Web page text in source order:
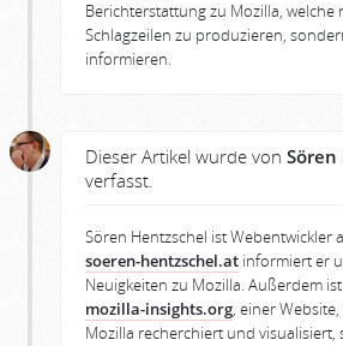
Berichterstattung zu Mozilla, welche
Schlagzeilen zu produzieren,
informieren.
Dieser Artikel wurde von Sören
verfasst.
Sören Hentzschel ist Webentwickler
soeren-hentzschel.at informiert er
Neuigkeiten zu Mozilla. Außerdem
mozilla-insights.org, einer
Mozilla recherchiert und visualisiert,